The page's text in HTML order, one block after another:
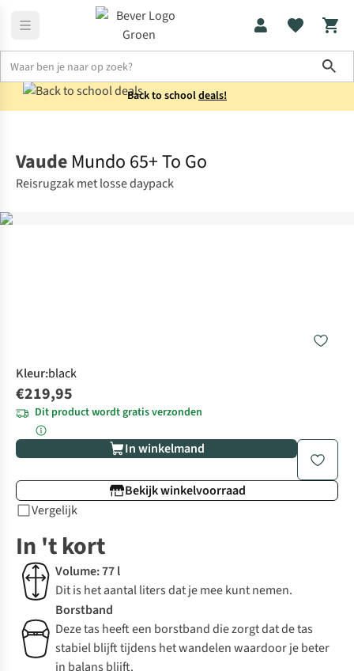
Back to schooldeals!
Vaude Mundo 65+ To Go
Reisrugzak met losse daypack
Kleur:black
€219,95
Dit product wordt gratis verzonden
In winkelmand
Bekijk winkelvoorraad
Vergelijk
In 't kort
Volume: 77 l
Dit is het aantal liters dat je mee kunt nemen.
Borstband
Deze tas heeft een borstband die zorgt dat de tas
stabiel blijft tijdens het wandelen waardoor je beter
in balans blijft.